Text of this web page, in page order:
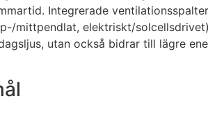
Integrerade
mittpendlat, elektriskt/
utan också bidrar till lägre